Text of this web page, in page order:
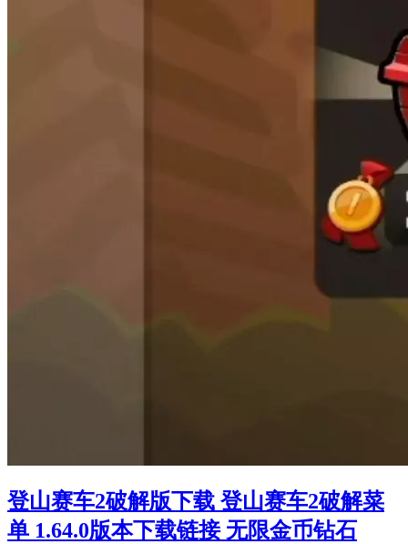
登山赛车2破解版下载 登山赛车2破解菜
单 1.64.0版本下载链接 无限金币钻石